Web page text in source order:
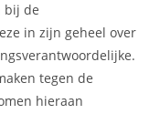
bij de
in zijn geheel over
tegen de
hieraan